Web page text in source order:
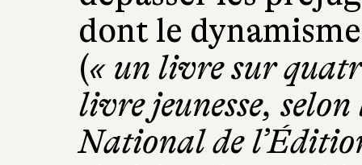
dont le
(« un livre sur
livre jeunesse,
National de